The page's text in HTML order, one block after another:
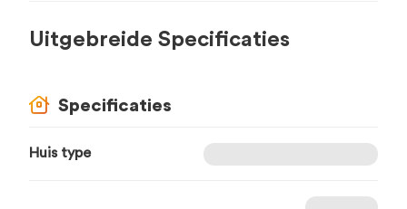
Uitgebreide Specificaties
Specificaties
Huis type